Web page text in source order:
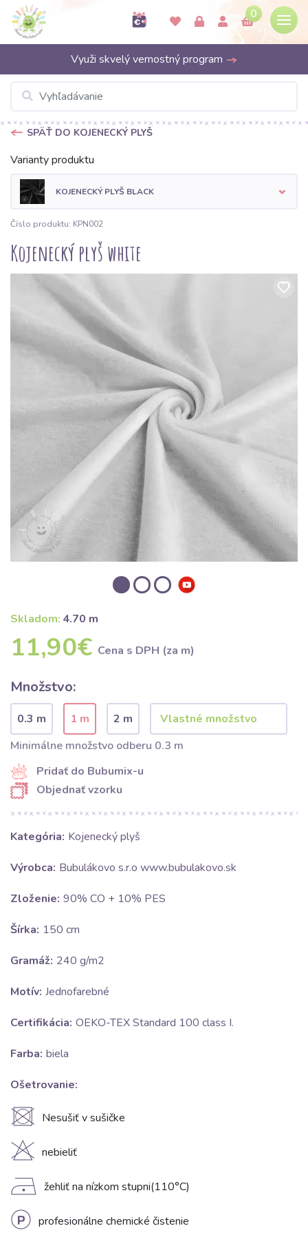
0
Využi skvelý vernostný program
SPÄŤ DO KOJENECKÝ PLYŠ
Varianty produktu
KOJENECKÝ PLYŠ BLACK
Číslo produktu: KPN002
Kojenecký plyš white
Skladom: 4.70 m
11,90€ Cena s DPH (za m)
Množstvo:
0.3 m 1 m
2 m
Minimálne množstvo odberu 0.3 m
Pridať do Bubumix-u
Objednať vzorku
Kategória: Kojenecký plyš
Výrobca: Bubulákovo s.r.o www.bubulakovo.sk
Zloženie: 90% CO + 10% PES
Šírka: 150 cm
Gramáž: 240 g/m2
Motív: Jednofarebné
Certifikácia: OEKO-TEX Standard 100 class I.
Farba: biela
Ošetrovanie:
U Nesušiť v sušičke
H nebieliť
D žehliť na nízkom stupni(110°C)
L profesionálne chemické čistenie